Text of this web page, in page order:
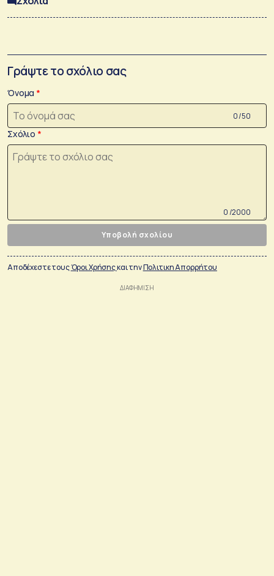
Γράψτε το σχόλιο σας
Όνομα
0 /50
Σχόλιο
0 /2000
Υποβολή σχολίου
Αποδέχεστε τουςΌροι Χρήσηςκαι τηνΠολιτικη Απορρήτου